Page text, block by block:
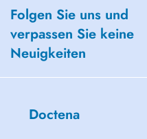
Folgen Sie uns und
verpassen Sie keine
Neuigkeiten
Doctena